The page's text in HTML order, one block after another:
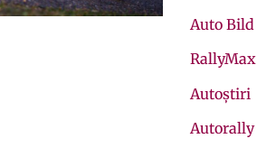
Auto Bild
RallyMax
Autoștiri
Autorally